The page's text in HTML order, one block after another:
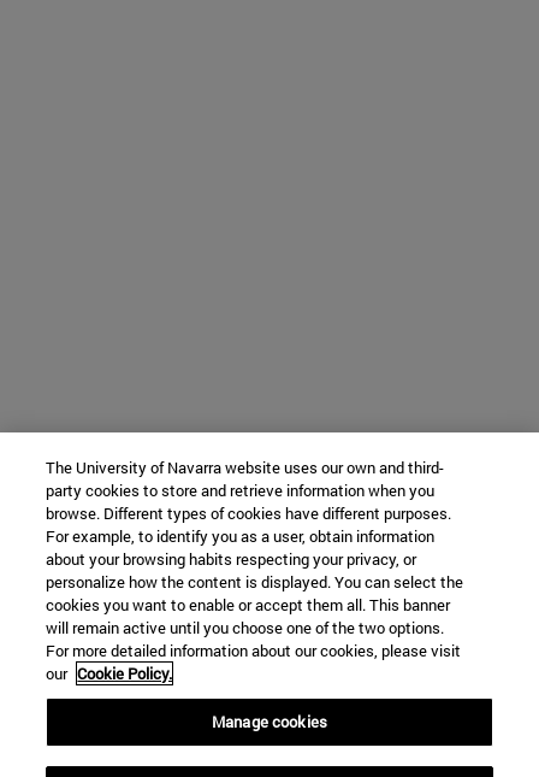
The University of Navarra website uses our own and third-
party cookies to store and retrieve information when you
browse. Different types of cookies have different purposes.
For example, to identify you as a user, obtain information
about your browsing habits respecting your privacy, or
personalize how the content is displayed. You can select the
cookies you want to enable or accept them all. This banner
will remain active until you choose one of the two options.
For more detailed information about our cookies, please visit
our Cookie Policy.
Manage cookies